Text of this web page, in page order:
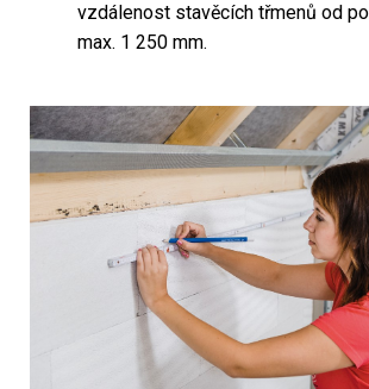
vzdálenost stavěcích třmenů od
max. 1 250 mm.